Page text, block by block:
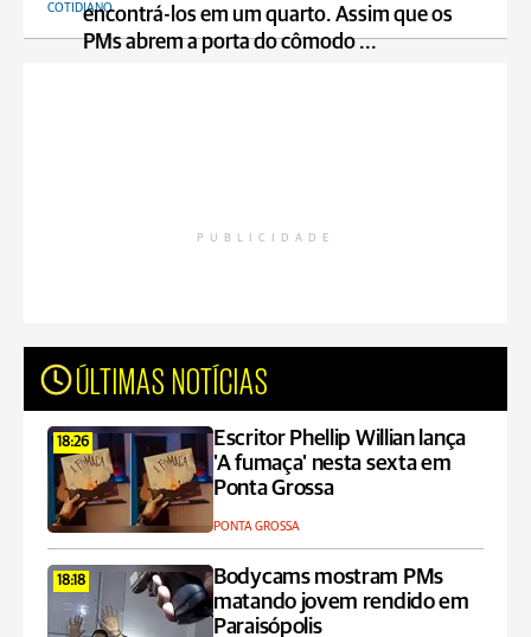
encontrá-los em um quarto. Assim que os
PMs abrem a porta do cômodo ...
COTIDIANO
PUBLICIDADE
ÚLTIMAS NOTÍCIAS
18:26
Escritor Phellip Willian lança
'A fumaça' nesta sexta em
Ponta Grossa
PONTA GROSSA
18:18
Bodycams mostram PMs
matando jovem rendido em
Paraisópolis